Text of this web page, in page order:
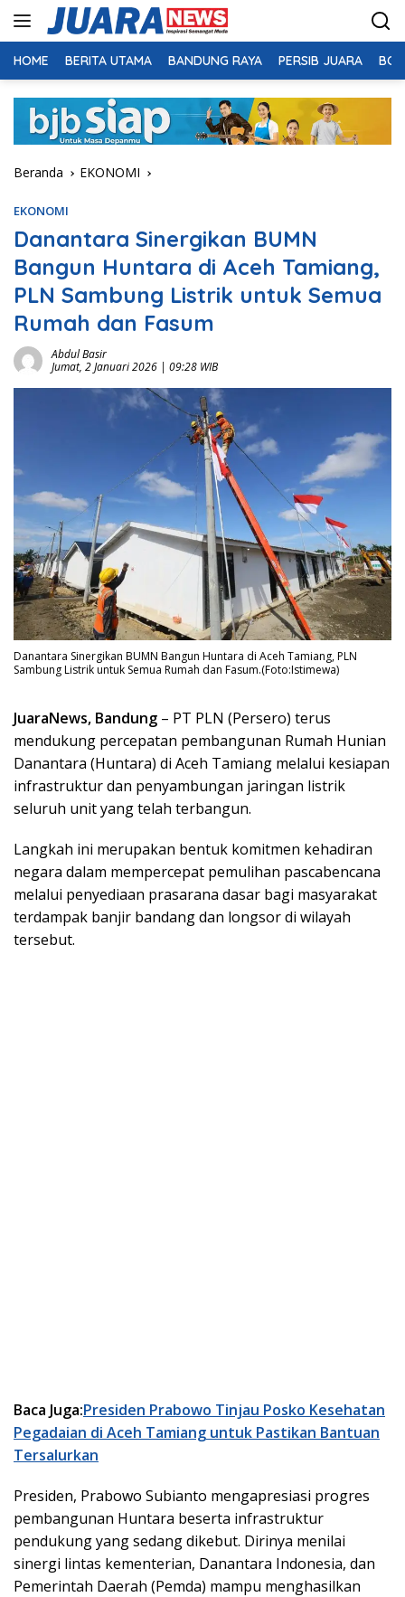
HOME BERITA UTAMA BANDUNG RAYA PERSIB JUARA
Beranda EKONOMI
EKONOMI
Danantara Sinergikan BUMN
Bangun Huntara di Aceh Tamiang,
PLN Sambung Listrik untuk Semua
Rumah dan Fasum
Abdul Basir
Jumat, 2 Januari 2026 | 09:28 WIB
Danantara Sinergikan BUMN Bangun Huntara di Aceh Tamiang, PLN
Sambung Listrik untuk Semua Rumah dan Fasum.(Foto:Istimewa)
JuaraNews, Bandung – PT PLN (Persero) terus
mendukung percepatan pembangunan Rumah Hunian
Danantara (Huntara) di Aceh Tamiang melalui kesiapan
infrastruktur dan penyambungan jaringan listrik
seluruh unit yang telah terbangun.
Langkah ini merupakan bentuk komitmen kehadiran
negara dalam mempercepat pemulihan pascabencana
melalui penyediaan prasarana dasar bagi masyarakat
terdampak banjir bandang dan longsor di wilayah
tersebut.
Baca Juga:Presiden Prabowo Tinjau Posko Kesehatan
Pegadaian di Aceh Tamiang untuk Pastikan Bantuan
Tersalurkan
Presiden, Prabowo Subianto mengapresiasi progres
pembangunan Huntara beserta infrastruktur
pendukung yang sedang dikebut. Dirinya menilai
sinergi lintas kementerian, Danantara Indonesia, dan
Pemerintah Daerah (Pemda) mampu menghasilkan